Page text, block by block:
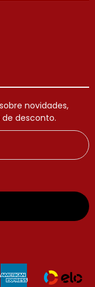
novidades,
desconto.